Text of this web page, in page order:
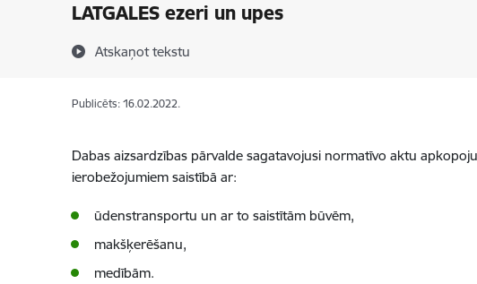
LATGALES ezeri un upes
Atskaņot tekstu
Publicēts: 16.02.2022.
Dabas aizsardzības pārvalde sagatavojusi normatīvo aktu
ierobežojumiem saistībā ar:
ūdenstransportu un ar to saistītām būvēm,
makšķerēšanu,
medībām.